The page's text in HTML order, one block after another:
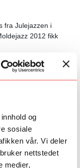
og
sosiale
vår. Vi deler
nettstedet
medier,
fra Julejazzen i
2012 fikk
i komposisjon fra
etterspurte
å være en av de